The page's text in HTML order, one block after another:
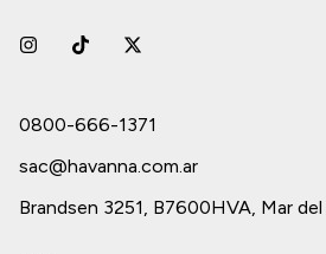
0800-666-1371
sac@havanna.com.ar
Brandsen 3251, B7600HVA, Mar